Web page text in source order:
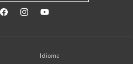
FacebookInstagramYouTube
Idioma